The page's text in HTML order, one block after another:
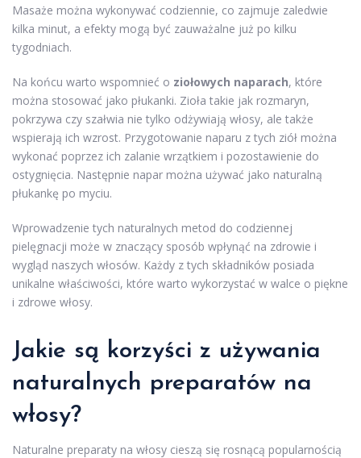
Masaże można wykonywać codziennie, co zajmuje zaledwie
kilka minut, a efekty mogą być zauważalne już po kilku
tygodniach.
Na końcu warto wspomnieć o ziołowych naparach, które
można stosować jako płukanki. Zioła takie jak rozmaryn,
pokrzywa czy szałwia nie tylko odżywiają włosy, ale także
wspierają ich wzrost. Przygotowanie naparu z tych ziół można
wykonać poprzez ich zalanie wrzątkiem i pozostawienie do
ostygnięcia. Następnie napar można używać jako naturalną
płukankę po myciu.
Wprowadzenie tych naturalnych metod do codziennej
pielęgnacji może w znaczący sposób wpłynąć na zdrowie i
wygląd naszych włosów. Każdy z tych składników posiada
unikalne właściwości, które warto wykorzystać w walce o piękne
i zdrowe włosy.
Jakie są korzyści z używania
naturalnych preparatów na
włosy?
Naturalne preparaty na włosy cieszą się rosnącą popularnością